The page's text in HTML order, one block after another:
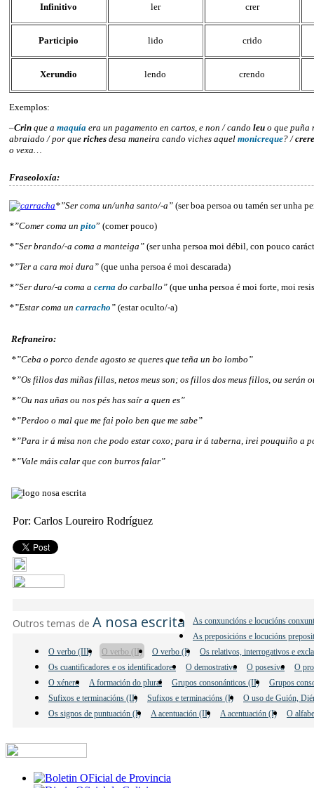
Infinitivo ler crer
Participio lido crido
Xerundio lendo crendo
Exemplos:
–Crin que a maquía era un pagamento en cartos, e non / cando leu o que puña
abraiado / por que riches desa maneira cando viches aquel monicreque? /
o vexa…
Fraseoloxía:
*”Ser coma un/unha santo/-a” (ser boa persoa ou tamén ser unha
*”Comer coma un pito” (comer pouco)
*”Ser brando/-a coma a manteiga” (ser unha persoa moi débil, con pouco
*”Ter a cara moi dura” (que unha persoa é moi descarada)
*”Ser duro/-a coma a cerna do carballo” (que unha persoa é moi forte, moi
*”Estar coma un carracho ” (estar oculto/-a)
Refraneiro:
*”Ceba o porco dende agosto se queres que teña un bo lombo”
*”Os fillos das miñas fillas, netos meus son; os fillos dos meus fillos, ou serán
*”Ou nas uñas ou nos pés has saír a quen es”
*”Perdoo o mal que me fai polo ben que me sabe”
*”Para ir á misa non che podo estar coxo; para ir á taberna, irei pouquiño a
*”Vale máis calar que con burros falar”
Por: Carlos Loureiro Rodríguez
Outros temas de A nosa escrita
As conxuncións e locucións
As preposicións e locucións
O verbo (III)
O verbo (II) O verbo (I)
Os relativos, interrogativos e
Os cuantificadores e os identificadores
O demostrativo O posesivo
O
O xénero
A formación do plural Grupos consonánticos (II)
Grupos
Sufixos e terminacións (II)
Sufixos e terminacións (I)
O uso de Guión,
Os signos de puntuación (I)
A acentuación (II) A acentuación (I) O